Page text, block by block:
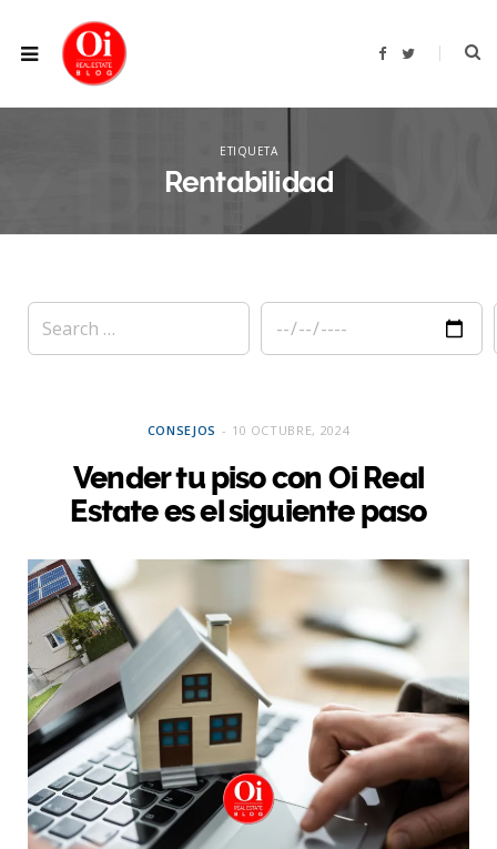
F
b
T
t
ETIQUETA
Rentabilidad
CONSEJOS 10 OCTUBRE, 2024
Vender tu piso con Oi Real
Estate es el siguiente paso